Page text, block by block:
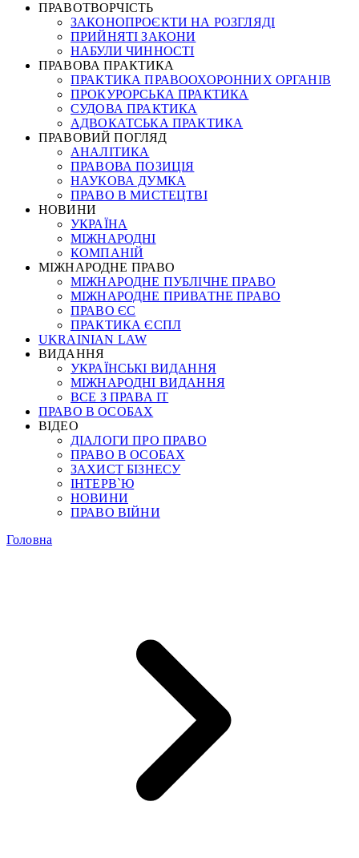
ПРАВОТВОРЧІСТЬ
ЗАКОНОПРОЄКТИ НА РОЗГЛЯДІ
ПРИЙНЯТІ ЗАКОНИ
НАБУЛИ ЧИННОСТІ
ПРАВОВА ПРАКТИКА
ПРАКТИКА ПРАВООХОРОННИХ ОРГАНІВ
ПРОКУРОРСЬКА ПРАКТИКА
СУДОВА ПРАКТИКА
АДВОКАТСЬКА ПРАКТИКА
ПРАВОВИЙ ПОГЛЯД
АНАЛІТИКА
ПРАВОВА ПОЗИЦІЯ
НАУКОВА ДУМКА
ПРАВО В МИСТЕЦТВІ
НОВИНИ
УКРАЇНА
МІЖНАРОДНІ
КОМПАНІЙ
МІЖНАРОДНЕ ПРАВО
МІЖНАРОДНЕ ПУБЛІЧНЕ ПРАВО
МІЖНАРОДНЕ ПРИВАТНЕ ПРАВО
ПРАВО ЄС
ПРАКТИКА ЄСПЛ
UKRAINIAN LAW
ВИДАННЯ
УКРАЇНСЬКІ ВИДАННЯ
МІЖНАРОДНІ ВИДАННЯ
ВСЕ З ПРАВА ІТ
ПРАВО В ОСОБАХ
ВІДЕО
ДІАЛОГИ ПРО ПРАВО
ПРАВО В ОСОБАХ
ЗАХИСТ БІЗНЕСУ
ІНТЕРВ`Ю
НОВИНИ
ПРАВО ВІЙНИ
Головна